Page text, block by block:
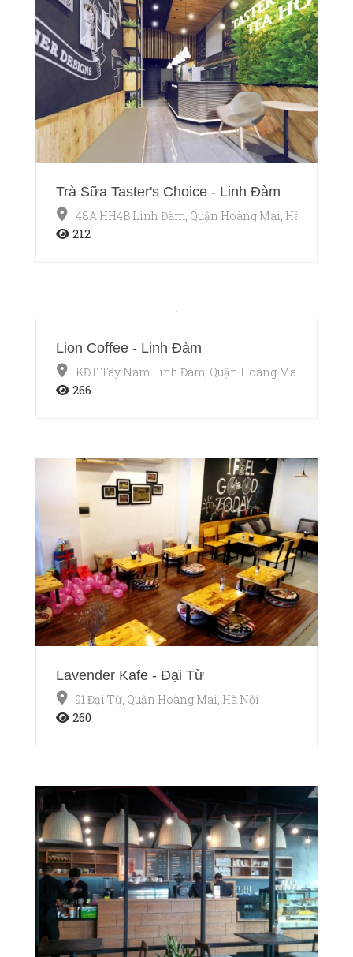
Trà Sữa Taster's Choice - Linh Đàm
48A HH4B Linh Đàm, Quận Hoàng Mai, Hà Nội
212
Lion Coffee - Linh Đàm
KĐT Tây Nam Linh Đàm, Quận Hoàng Mai, Hà Nội
266
Lavender Kafe - Đại Từ
91 Đại Từ, Quận Hoàng Mai, Hà Nội
260